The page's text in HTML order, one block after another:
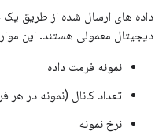
داده های ارسال شده از طریق
دیجیتال معمولی هستند. این
نمونه فرمت داده
تعداد کانال (نمونه در هر
نرخ نمونه